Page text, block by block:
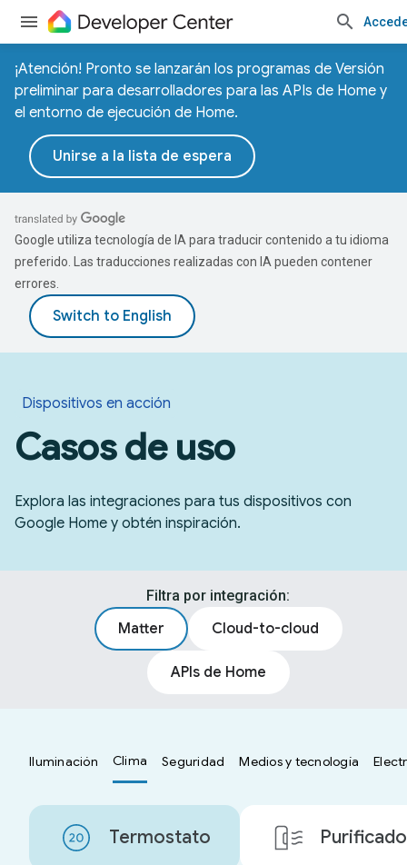
¡Atención! Pronto se lanzarán los programas de Versión
preliminar para desarrolladores para las APIs de Home y
el entorno de ejecución de Home.
Unirse a la lista de espera
Google utiliza tecnología de IA para traducir contenido a tu idioma
preferido. Las traducciones realizadas con IA pueden contener
errores.
Dispositivos en acción
Casos de uso
Explora las integraciones para tus dispositivos con
Google Home y obtén inspiración.